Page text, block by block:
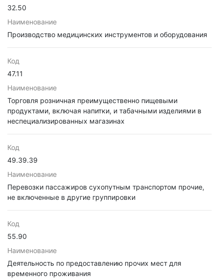
32.50
Наименование
Производство медицинских инструментов и оборудования
Код
47.11
Наименование
Торговля розничная преимущественно пищевыми
продуктами, включая напитки, и табачными изделиями в
неспециализированных магазинах
Код
49.39.39
Наименование
Перевозки пассажиров сухопутным транспортом прочие,
не включенные в другие группировки
Код
55.90
Наименование
Деятельность по предоставлению прочих мест для
временного проживания